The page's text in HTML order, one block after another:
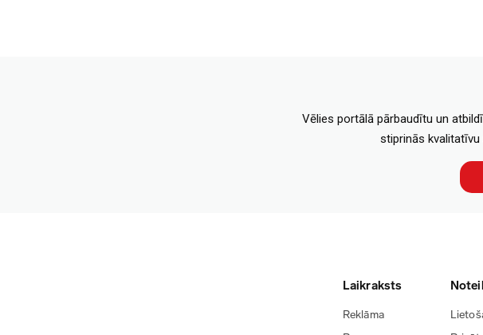
Vēlies portālā pārbaudītu un
stiprinās kvalitatīvu
Laikraksts
Reklāma